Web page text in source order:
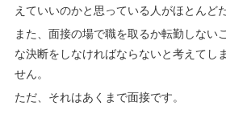
えていいのかと思っている人がほとんど
また、面接の場で職を取るか転勤しない
な決断をしなければならないと考えてし
せん。
ただ、それはあくまで面接です。